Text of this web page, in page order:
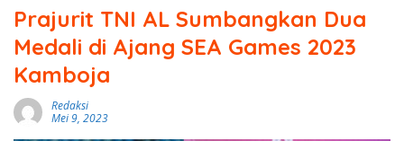
Prajurit TNI AL Sumbangkan Dua
Medali di Ajang SEA Games 2023
Kamboja
Redaksi
Mei 9, 2023